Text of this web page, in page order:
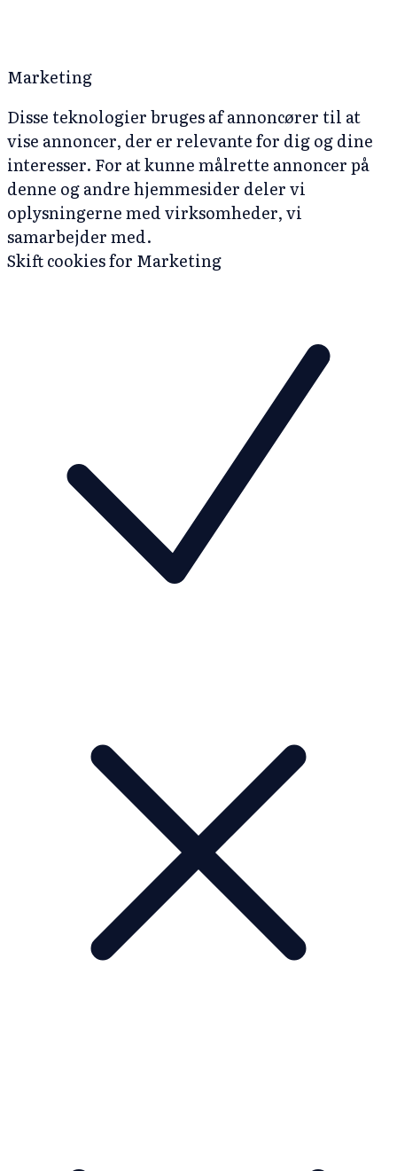
Marketing
Disse teknologier bruges af annoncører til at
vise annoncer, der er relevante for dig og dine
interesser. For at kunne målrette annoncer på
denne og andre hjemmesider deler vi
oplysningerne med virksomheder, vi
samarbejder med.
Skift cookies for Marketing